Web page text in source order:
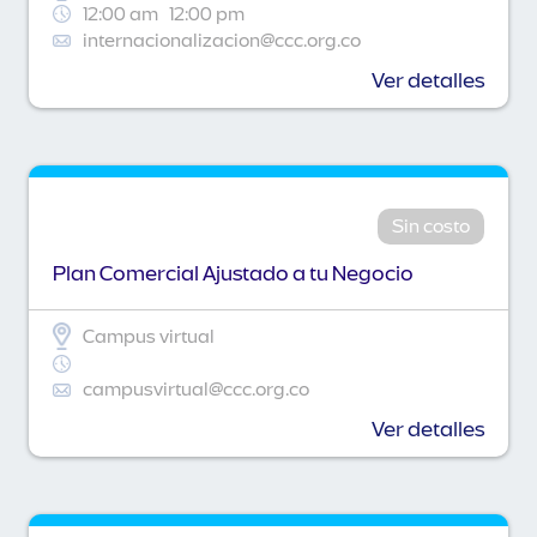
12:00 am 12:00 pm
internacionalizacion@ccc.org.co
Ver detalles
Sin costo
Plan Comercial Ajustado a tu Negocio
Campus virtual
campusvirtual@ccc.org.co
Ver detalles